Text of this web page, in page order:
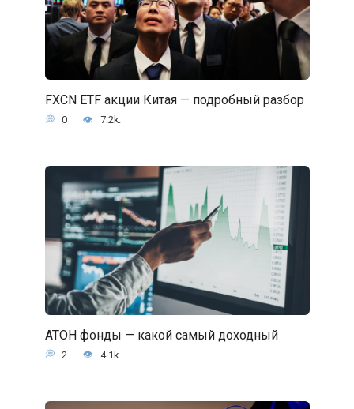
FXCN ETF акции Китая — подробный разбор
0 7.2k.
АТОН фонды — какой самый доходный
2 4.1k.